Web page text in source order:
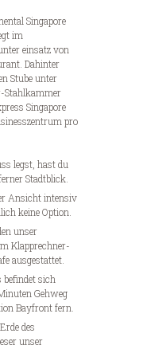
Singapore
im
einsatz von
Dahinter
Stube unter
Stahlkammer
Singapore
pro
legst, hast du
Stadtblick.
Ansicht intensiv
keine Option.
unser
Klapprechner-
ausgestattet.
befindet sich
Gehweg
Bayfront fern.
des
unser